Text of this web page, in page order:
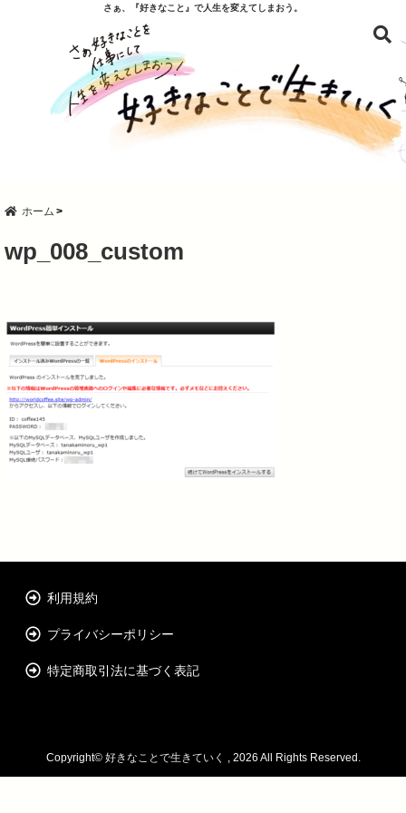
さぁ、『好きなこと』で人生を変えてしまおう。
ホーム
wp_008_custom
利用規約
プライバシーポリシー
特定商取引法に基づく表記
Copyright© 好きなことで生きていく , 2026 All Rights Reserved.